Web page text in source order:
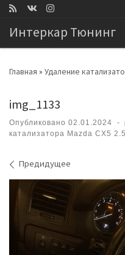
Интеркар Тюнинг
Главная » Удаление
img_1133
Опубликовано 02.01.2024 -
катализатора Mazda CX5 2.5
Навигация по
Предидущее